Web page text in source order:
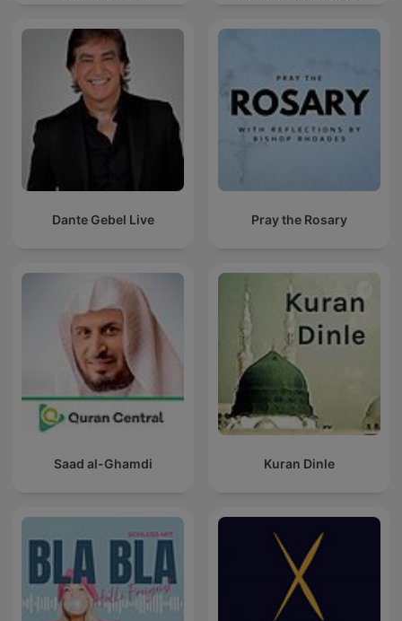
Dante Gebel Live Pray the Rosary
Saad al-Ghamdi Kuran Dinle